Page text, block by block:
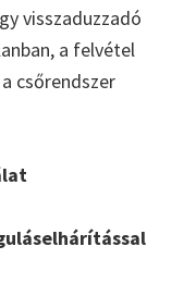
visszaduzzadó
a felvétel
csőrendszer